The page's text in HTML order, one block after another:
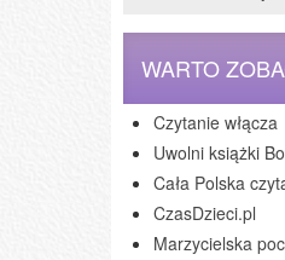
WARTO
Czytanie włącza
Uwolni książki
Cała Polska
CzasDzieci.pl
Marzycielska